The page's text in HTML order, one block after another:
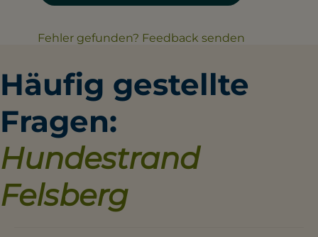
Fehler gefunden? Feedback senden
Häufig gestellte
Fragen:
Hundestrand
Felsberg